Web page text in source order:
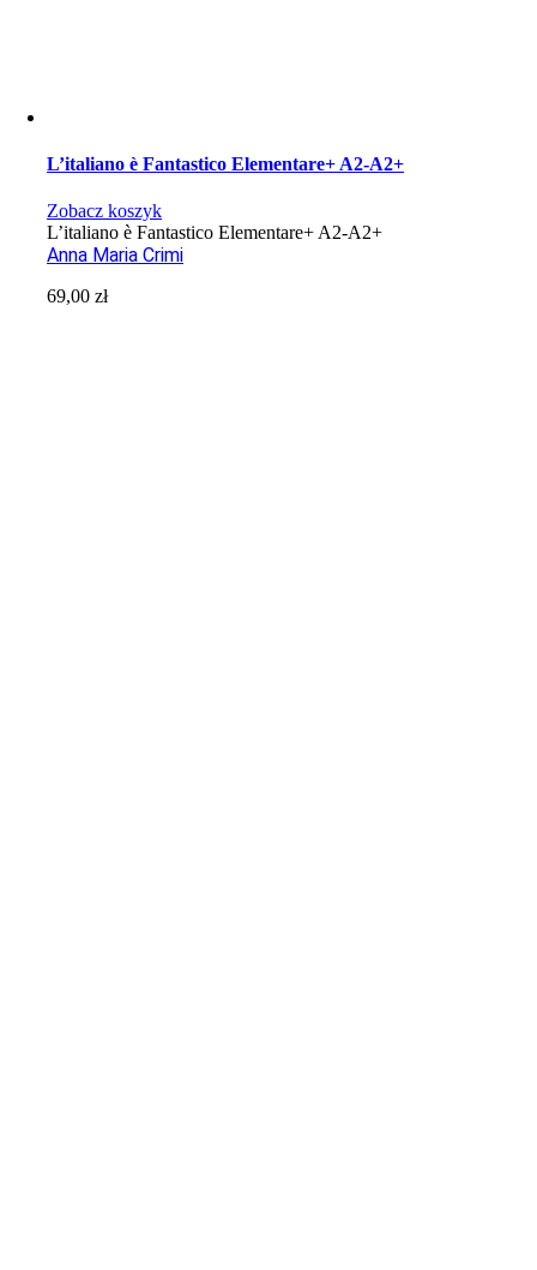
L’italiano è Fantastico Elementare+ A2-A2+
Zobacz koszyk
L’italiano è Fantastico Elementare+ A2-A2+
Anna Maria Crimi
69,00zł